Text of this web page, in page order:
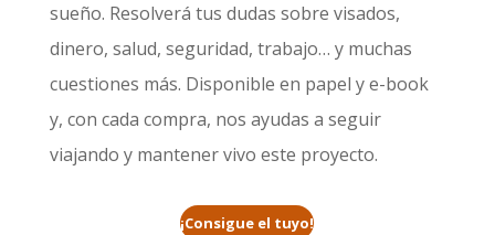
sueño. Resolverá tus dudas sobre visados,
dinero, salud, seguridad, trabajo… y muchas
cuestiones más. Disponible en papel y e-book
y, con cada compra, nos ayudas a seguir
viajando y mantener vivo este proyecto.
¡Consigue el tuyo!